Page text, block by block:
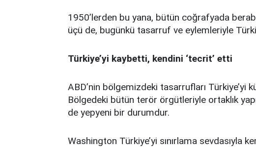
1950’lerden bu yana, bütün coğrafyada
üçü de, bugünkü tasarruf ve eylemleriyle
Türkiye’yi kaybetti, kendini ‘tecrit’ etti
ABD’nin bölgemizdeki tasarrufları Türkiye’yi
Bölgedeki bütün terör örgütleriyle ortaklık
de yepyeni bir durumdur.
Washington Türkiye’yi sınırlama sevdasıyla